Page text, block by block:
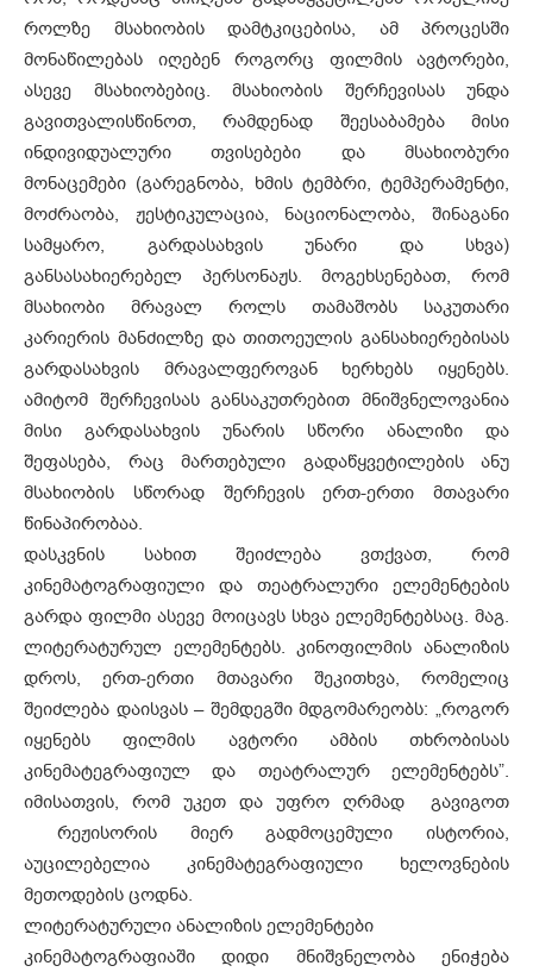
როლზე მსახიობის დამტკიცებისა, ამ პროცესში
მონაწილებას იღებენ როგორც ფილმის ავტორები,
ასევე მსახიობებიც. მსახიობის შერჩევისას უნდა
გავითვალისწინოთ, რამდენად შეესაბამება მისი
ინდივიდუალური თვისებები და მსახიობური
მონაცემები (გარეგნობა, ხმის ტემბრი, ტემპერამენტი,
მოძრაობა, ჟესტიკულაცია, ნაციონალობა, შინაგანი
სამყარო, გარდასახვის უნარი და სხვა)
განსასახიერებელ პერსონაჟს. მოგეხსენებათ, რომ
მსახიობი მრავალ როლს თამაშობს საკუთარი
კარიერის მანძილზე და თითოეულის განსახიერებისას
გარდასახვის მრავალფეროვან ხერხებს იყენებს.
ამიტომ შერჩევისას განსაკუთრებით მნიშვნელოვანია
მისი გარდასახვის უნარის სწორი ანალიზი და
შეფასება, რაც მართებული გადაწყვეტილების ანუ
მსახიობის სწორად შერჩევის ერთ-ერთი მთავარი
წინაპირობაა.
დასკვნის სახით შეიძლება ვთქვათ, რომ
კინემატოგრაფიული და თეატრალური ელემენტების
გარდა ფილმი ასევე მოიცავს სხვა ელემენტებსაც. მაგ.
ლიტერატურულ ელემენტებს. კინოფილმის ანალიზის
დროს, ერთ-ერთი მთავარი შეკითხვა, რომელიც
შეიძლება დაისვას – შემდეგში მდგომარეობს: „როგორ
იყენებს ფილმის ავტორი ამბის თხრობისას
კინემატეგრაფიულ და თეატრალურ ელემენტებს”.
იმისათვის, რომ უკეთ და უფრო ღრმად გავიგოთ
რეჟისორის მიერ გადმოცემული ისტორია,
აუცილებელია კინემატეგრაფიული ხელოვნების
მეთოდების ცოდნა.
ლიტერატურული ანალიზის ელემენტები
კინემატოგრაფიაში დიდი მნიშვნელობა ენიჭება